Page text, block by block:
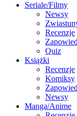
Seriale/Filmy
Newsy
Recenzje
Quiz
Książki
Recenzje
Komiksy
Newsy
Manga/Anime